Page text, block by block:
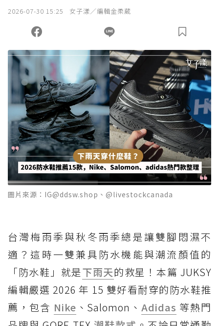
2026-07-30 15:25 女子漾／編輯金柔葳
圖片來源：IG@ddsw.shop、@livestockcanada
台灣梅雨季與秋冬雨季總是讓雙腳悶濕不
適？這時一雙兼具防水機能與潮流顏值的
「防水鞋」就是下雨天的救星！本篇 JUKSY
編輯嚴選 2026 年 15 雙好看耐穿的防水鞋推
薦，包含 Nike 、Salomon、Adidas 等熱門